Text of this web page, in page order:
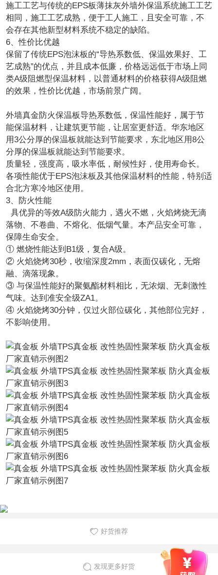
施工工艺与传统的EPS板薄抹灰外墙外保温系统施工工艺
相同，施工工艺成熟，便于工人施工，且安全可靠，不
会存在其他新型材料系统不稳定的缺陷。
6、性价比优越
保留了传统EPS泡沫板的“导热系数低、保温效果好、工
艺成熟”的优点，并且成本低廉，价格远远低于市场上同
类A级阻燃型保温材料，以普通材料的价格获得A级阻燃
的效果，性价比优越，市场前景广阔。
外墙真金防火保温板导热系数低，保温性能好，属于节
能保温材料，让建筑更节能，让居室更舒适。华东地区
用3公分厚的保温板就能达到节能要求，东北地区用8公
分厚的保温板就能达到节能要求。
质量轻，强度高，吸水率低，耐候性好，使用寿命长。
各项性能优于EPS泡沫板及其他保温材料的性能，特别适
合北方寒冷地区使用。
3、防火性能
具优异的等效A级防火能力，遇火不燃，火焰烤烧无滴
落物、不卷曲、不熔化、低烟气量。本产品安全可靠，
保障生命安全。
① 燃烧性能达到B1级，复合A级。
② 火焰烧烤30秒，收缩深度2mm，表面仅碳化，无熔
融、滴落现象。
③ 与保温性能好的聚氨酯材料相比，无浓烟、无刺激性
气味。达到准安全级ZA1。
④ 火焰烧烤30分钟，仅过火部位碳化，其他部位完好，
不影响使用。
好货推荐
发现更多好货